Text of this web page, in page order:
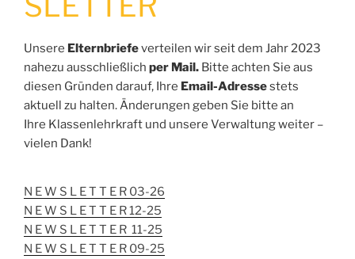
Unsere Elternbriefeverteilen wir seit dem Jahr 2023
nahezu ausschließlich per Mail. Bitte achten Sie aus
diesen Gründen darauf, Ihre Email-Adressestets
aktuell zu halten. Änderungen geben Sie bitte an
Ihre Klassenlehrkraft und unsere Verwaltung weiter –
vielen Dank!
N E W S L E T T E R 03-26
N E W S L E T T E R 12-25
N E W S L E T T E R 11-25
N E W S L E T T E R 09-25